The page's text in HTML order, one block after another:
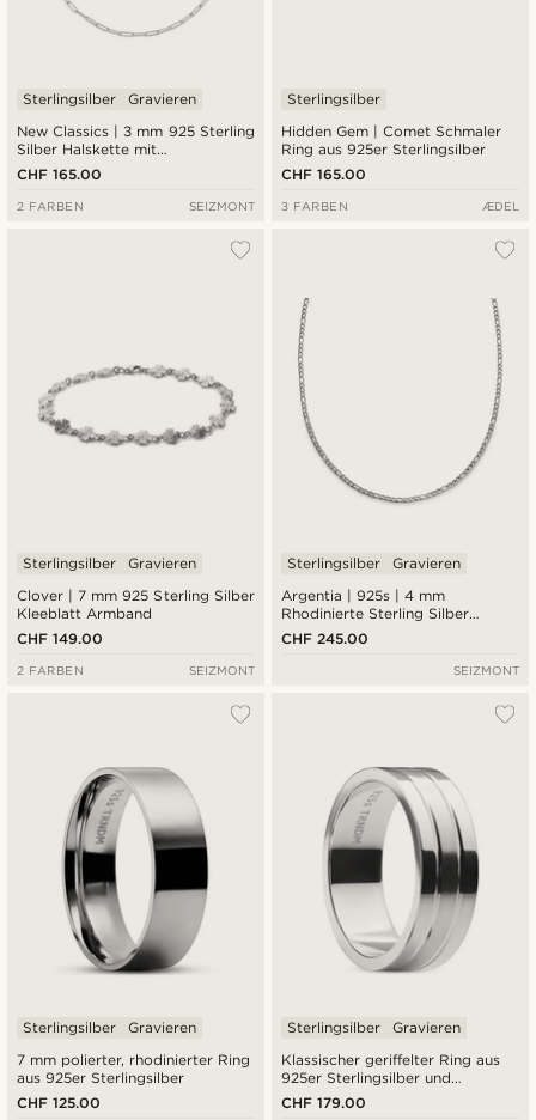
New Classics | 3 mm 925 Sterling
Silber Halskette mit
Büroklammerkette
Sterlingsilber Gravieren
CHF 165.00
2 FARBEN SEIZMONT
Hidden Gem | Comet Schmaler
Ring aus 925er Sterlingsilber
Sterlingsilber
CHF 165.00
3 FARBEN ÆDEL
Clover | 7 mm 925 Sterling Silber
Kleeblatt Armband
Sterlingsilber Gravieren
CHF 149.00
2 FARBEN SEIZMONT
Argentia | 925s | 4 mm
Rhodinierte Sterling Silber
Figaro Kette Halskette
Sterlingsilber Gravieren
CHF 245.00
SEIZMONT
7 mm polierter, rhodinierter Ring
aus 925er Sterlingsilber
Sterlingsilber Gravieren
CHF 125.00
Klassischer geriffelter Ring aus
925er Sterlingsilber und
poliertem Edelstahl
Sterlingsilber Gravieren
CHF 179.00